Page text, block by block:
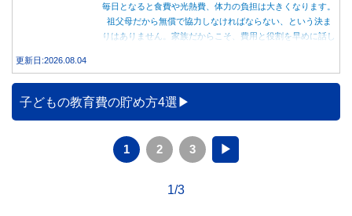
毎日となると食費や光熱費、体力の負担は大きくなります。
祖父母だから無償で協力しなければならない、という決ま
りはありません。家族だからこそ、費用と役割を早めに話し
更新日:2026.08.04
子どもの教育費の貯め方4選
1 2 3 ▶
1/3